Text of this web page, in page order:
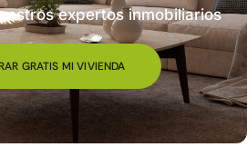
expertos inmobiliarios
GRATIS MI VIVIENDA